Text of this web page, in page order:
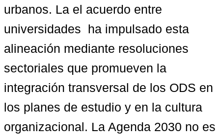
urbanos. La el acuerdo entre
universidades  ha impulsado esta
alineación mediante resoluciones
sectoriales que promueven la
integración transversal de los ODS en
los planes de estudio y en la cultura
organizacional. La Agenda 2030 no es